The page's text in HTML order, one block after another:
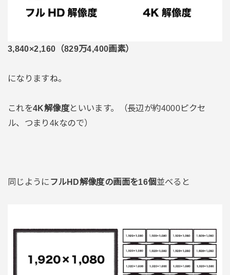
3,840×2,160（829万4,400画素）
になりますね。
これを4K解像度といいます。（長辺が約4000ピクセ
ル、つまり4kなので）
同じように フルHD解像度の画面を16個並べると